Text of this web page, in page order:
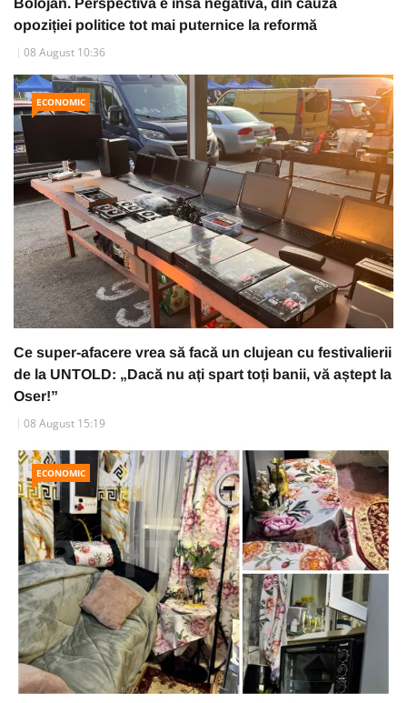
opoziției politice tot mai puternice la reformă
08 August 10:36
ECONOMIC
Ce super-afacere vrea să facă un clujean cu festivalierii
de la UNTOLD: „Dacă nu ați spart toți banii, vă aștept la
Oser!”
08 August 15:19
ECONOMIC